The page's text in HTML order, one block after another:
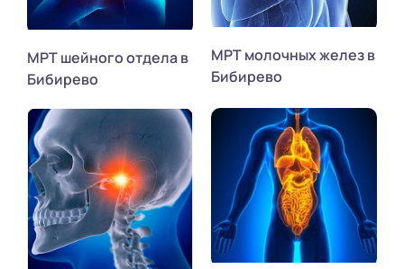
МРТ шейного отдела в
Бибирево
МРТ молочных желез в
Бибирево